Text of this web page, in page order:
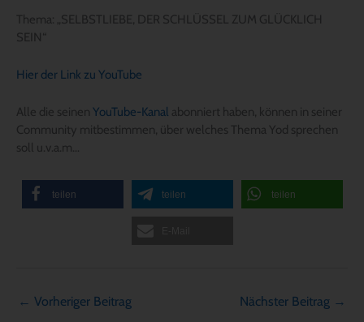
Thema: „SELBSTLIEBE, DER SCHLÜSSEL ZUM GLÜCKLICH
SEIN“
Hier der Link zu YouTube
Alle die seinen YouTube-Kanal abonniert haben, können in seiner
Community mitbestimmen, über welches Thema Yod sprechen
soll u.v.a.m…
teilen teilen teilen
← Vorheriger Beitrag Nächster Beitrag →